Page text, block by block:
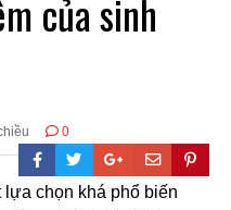
của sinh
0
lựa chọn khá phổ biến